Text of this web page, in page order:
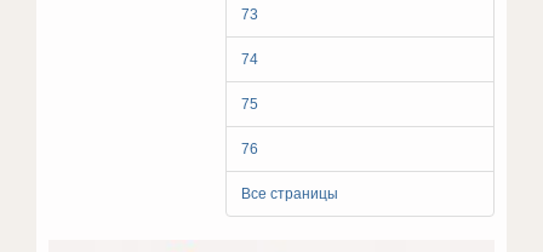
73
74
75
76
Все страницы